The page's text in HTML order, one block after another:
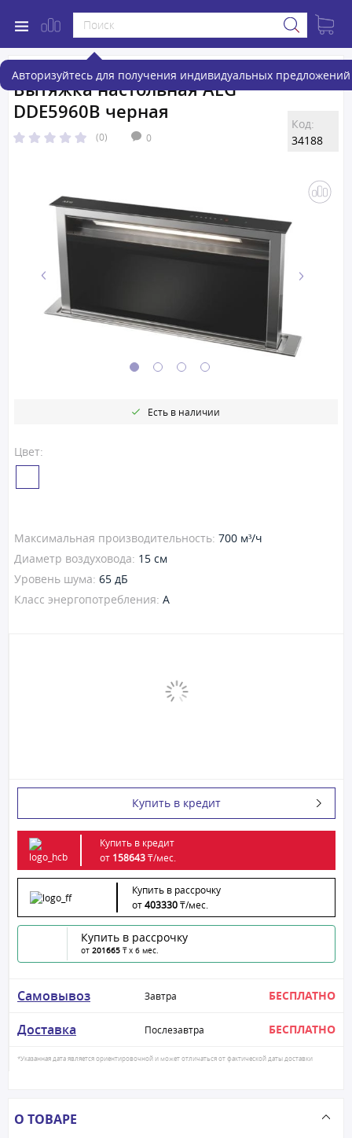
Авторизуйтесь для получения индивидуальных предложений
Вытяжка настольная AEG
DDE5960B черная
(0) 0
Код:
34188
Цвет:
Есть в наличии
Максимальная производительность: 700 м³/ч
Диаметр воздуховода: 15 см
Уровень шума: 65 дБ
Класс энергопотребления: A
Купить в кредит
Купить в кредит
от 158643₸/мес.
Купить в рассрочку
от403330₸/мес.
Купить в рассрочку
от 201665 ₸ x 6 мес.
Самовывоз Завтра БЕСПЛАТНО
Доставка Послезавтра БЕСПЛАТНО
*Указанная дата является ориентировочной и может отличаться от фактической даты доставки
О ТОВАРЕ